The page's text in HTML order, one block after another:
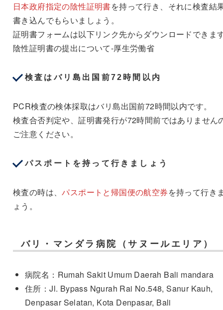
日本政府指定の陰性証明書を持って行き、それに検査結
書き込んでもらいましょう。
証明書フォームは以下リンク先からダウンロードできま
陰性証明書の提出について-厚生労働省
検査はバリ島出国前72時間以内
PCR検査の検体採取はバリ島出国前72時間以内です。
検査合否判定や、証明書発行が72時間前ではありません
ご注意ください。
パスポートを持って行きましょう
検査の時は、パスポートと帰国便の航空券を持って行き
ょう。
バリ・マンダラ病院（サヌールエリア）
病院名：Rumah Sakit Umum Daerah Bali mandara
住所：Jl. Bypass Ngurah Rai No.548, Sanur Kauh,
Denpasar Selatan, Kota Denpasar, Bali